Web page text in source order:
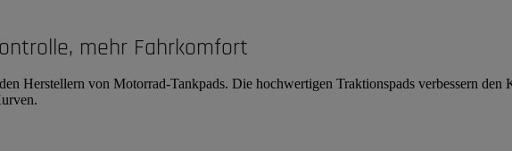
mehr Fahrkomfort
Herstellern von Motorrad-Tankpads. Die hochwertigen Traktionspads verbessern